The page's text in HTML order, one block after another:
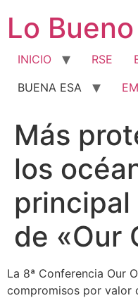
contenido
Lo
INICIO RSE
BUENA ESA
Más
los
de «Our
La 8ª Conferencia Our
compromisos por valor